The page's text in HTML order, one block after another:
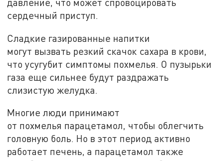
сердечный приступ.
Сладкие газированные напитки
могут вызвать резкий скачок сахара в крови,
что усугубит симптомы похмелья. О пузырьки
газа еще сильнее будут раздражать
слизистую желудка.
Многие люди принимают
от похмелья парацетамол, чтобы облегчить
головную боль. Но в этот период активно
работает печень, а парацетамол также